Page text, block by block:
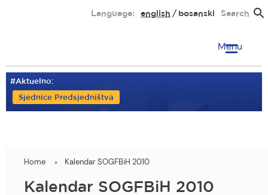
Language: english bosanski Search
Menu
#Aktuelno:
Sjednice Predsjedništva
You
are
Home Kalendar SOGFBiH 2010
Kalendar SOGFBiH 2010